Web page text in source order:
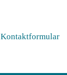
Kontaktformular